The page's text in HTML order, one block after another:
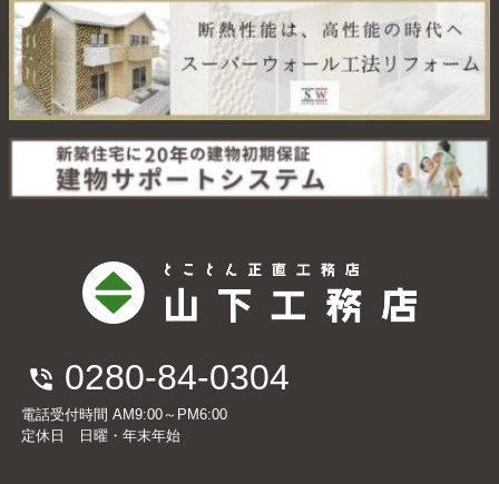
0280-84-0304
電話受付時間 AM9:00～PM6:00
定休日 日曜・年末年始